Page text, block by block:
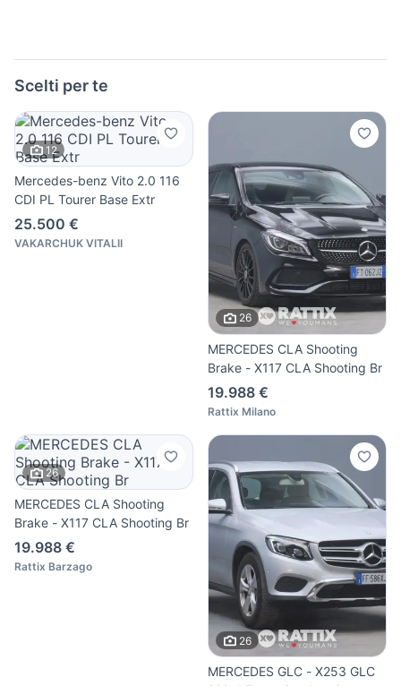
Scelti per te
12
Mercedes-benz Vito 2.0 116
CDI PL Tourer Base Extr
25.500 €
VAKARCHUK VITALII
26
MERCEDES CLA Shooting
Brake - X117 CLA Shooting Br
19.988 €
Rattix Milano
26
MERCEDES CLA Shooting
Brake - X117 CLA Shooting Br
19.988 €
Rattix Barzago
26
MERCEDES GLC - X253 GLC